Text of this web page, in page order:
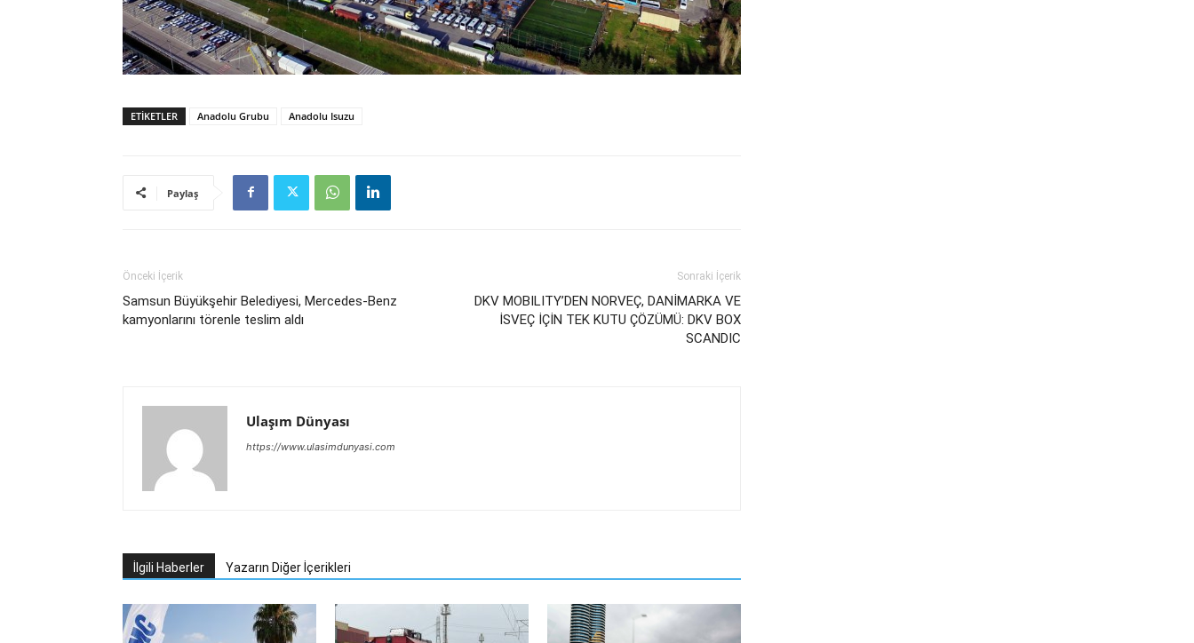
ETIKETLER Anadolu Grubu Anadolu Isuzu
Paylaş
Önceki İçerik
Samsun Büyükşehir Belediyesi, Mercedes-Benz
kamyonlarını törenle teslim aldı
Sonraki İçerik
DKV MOBILITY’DEN NORVEÇ, DANİMARKA VE
İSVEÇ İÇİN TEK KUTU ÇÖZÜMÜ: DKV BOX
SCANDIC
Ulaşım Dünyası
https://www.ulasimdunyasi.com
İlgili Haberler Yazarın Diğer İçerikleri